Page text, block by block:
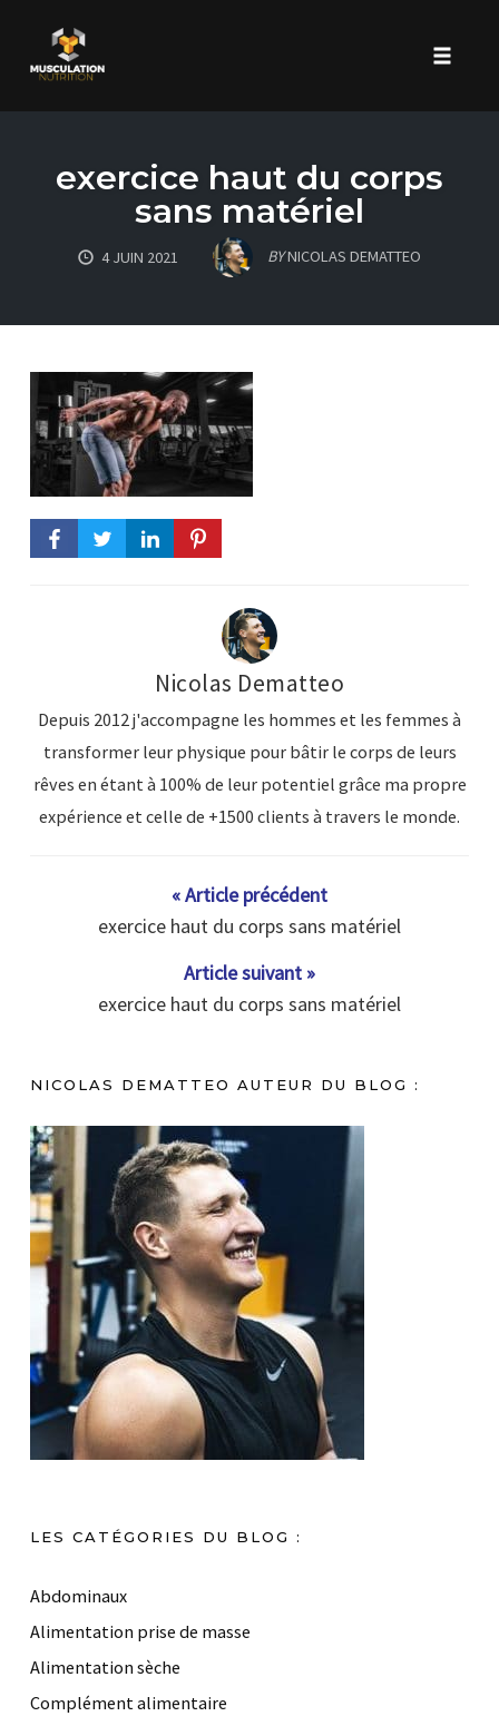
contentexercice haut du corps
sans matériel
4 JUIN 2021 BYNICOLAS DEMATTEO
Nicolas Dematteo
Depuis 2012 j'accompagne les hommes et les femmes à
transformer leur physique pour bâtir le corps de leurs
rêves en étant à 100% de leur potentiel grâce ma propre
expérience et celle de +1500 clients à travers le monde.
« Article précédent
exercice haut du corps sans matériel
Article suivant »
exercice haut du corps sans matériel
NICOLAS DEMATTEO AUTEUR DU BLOG :
LES CATÉGORIES DU BLOG :
Abdominaux
Alimentation prise de masse
Alimentation sèche
Complément alimentaire